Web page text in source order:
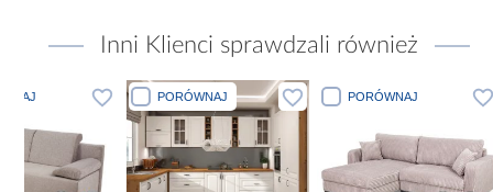
Inni Klienci sprawdzali również
PORÓWNAJ PORÓWNAJ